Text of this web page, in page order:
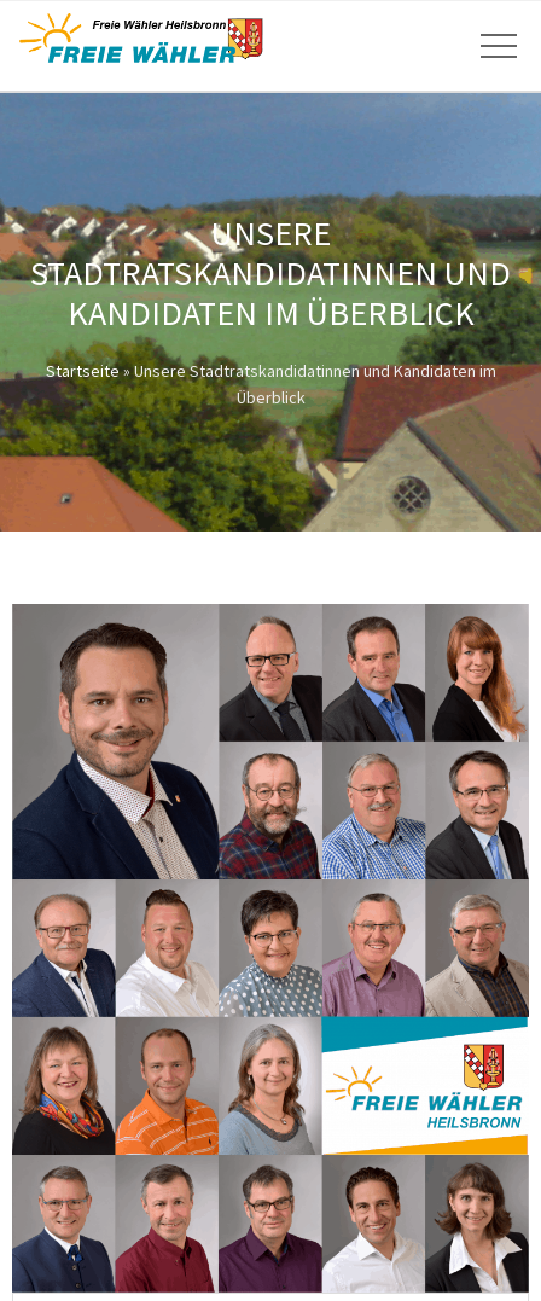
UNSERE
STADTRATSKANDIDATINNEN UND
KANDIDATEN IM ÜBERBLICK
Startseite»Unsere Stadtratskandidatinnen und Kandidaten im
Überblick